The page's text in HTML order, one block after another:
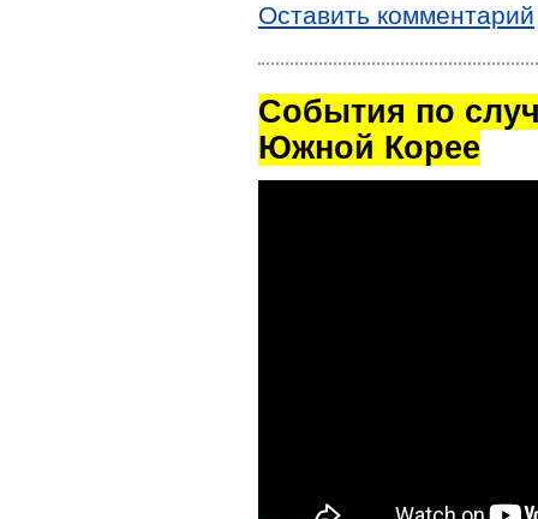
Оставить комментарий
Cобытия по
Южной Корее